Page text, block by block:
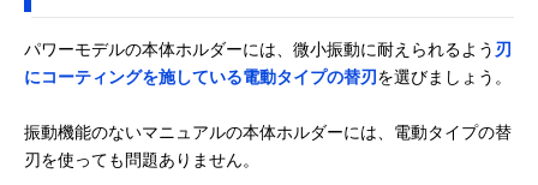
パワーモデルの本体ホルダーには、微小振動に耐えられるよう 刃
にコーティングを施している電動タイプの替刃を選びましょう。
振動機能のないマニュアルの本体ホルダーには、電動タイプの替
刃を使っても問題ありません。